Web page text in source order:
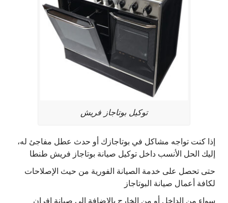
توكيل بوتاجاز فريش
إذا كنت تواجه مشاكل في بوتاجازك أو حدث عطل مفاجئ له،
إليك الحل الأنسب داخل توكيل صيانة بوتاجاز فريش طنطا
حتى تحصل على خدمة الصيانة الفورية من حيث الإصلاحات
لكافة أعمال صيانة البوتاجاز